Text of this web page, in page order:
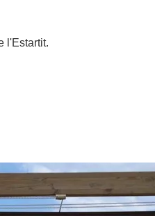
l'Estartit.